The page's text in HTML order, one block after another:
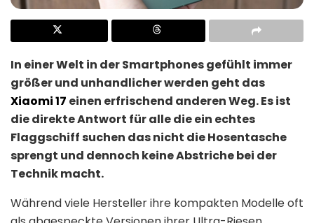
In einer Welt in der Smartphones gefühlt immer
größer und unhandlicher werden geht das
Xiaomi 17 einen erfrischend anderen Weg. Es ist
die direkte Antwort für alle die ein echtes
Flaggschiff suchen das nicht die Hosentasche
sprengt und dennoch keine Abstriche bei der
Technik macht.
Während viele Hersteller ihre kompakten Modelle oft